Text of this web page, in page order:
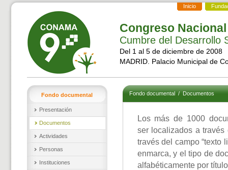
Inicio
Congreso
Cumbre del Desarrollo
Del 1 al 5 de diciembre de 2008
MADRID. Palacio Municipal de
Fondo documental
Presentación
Documentos
Actividades
Personas
Instituciones
Fondo documental/Documentos
Los más de 1000
ser localizados a
través del campo “texto
enmarca, y el tipo de
alfabéticamente por